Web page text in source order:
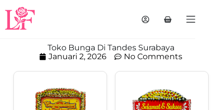
Toko Bunga Di Tandes Surabaya
Januari 2, 2026
No Comments